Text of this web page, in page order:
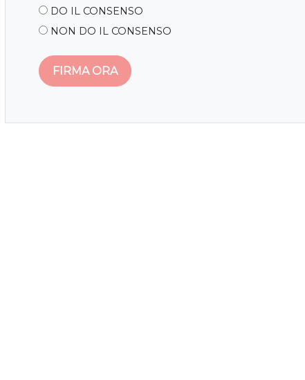
DO IL CONSENSO
NON DO IL CONSENSO